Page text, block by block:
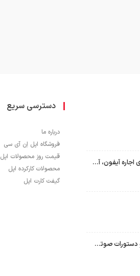
برنامه Apple Upgrade معرفی شد؛ شرایط اپل برای اجاره آیفون، آیپد، مک و اپل واچ
نسخه مک گوگل Gemini با قابلیت تحلیل صفحه و دستورات صوتی در به‌روزرسانی جدید
دسترسی سریع
درباره ما
فروشگاه اپل اِن آی سی
قیمت روز محصولات اپل
محصولات کارکرده اپل
گیفت کارت اپل